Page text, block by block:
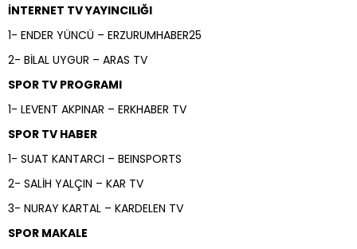
İNTERNET TV YAYINCILIĞI
1- ENDER YÜNCÜ – ERZURUMHABER25
2- BİLAL UYGUR – ARAS TV
SPOR TV PROGRAMI
1- LEVENT AKPINAR – ERKHABER TV
SPOR TV HABER
1- SUAT KANTARCI – BEINSPORTS
2- SALİH YALÇIN – KAR TV
3- NURAY KARTAL – KARDELEN TV
SPOR MAKALE